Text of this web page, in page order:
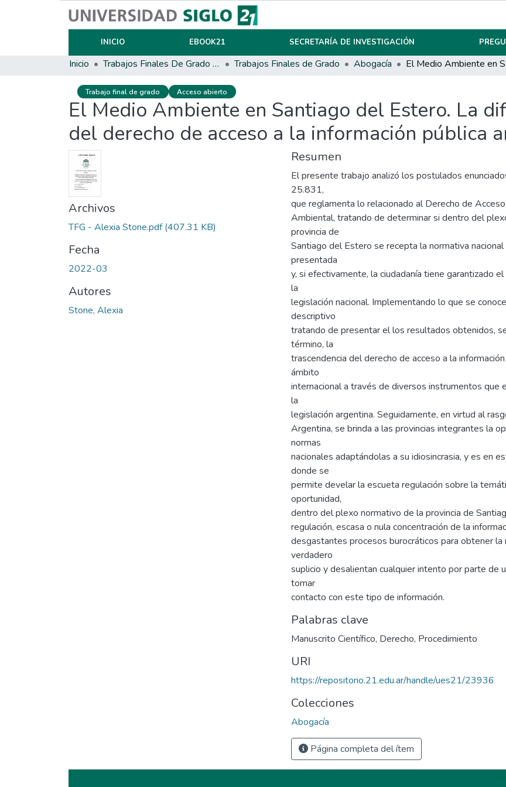
INICIO EBOOK21 SECRETARÍA DE INVESTIGACIÓN
Inicio Trabajos Finales De Grado Y Posgrado Trabajos Finales de Grado Abogacía
Trabajo final de grado Acceso abierto
El Medio Ambiente en Santiago del Estero. La
del derecho de acceso a la información pública
Archivos
TFG - Alexia Stone.pdf(407.31 KB)
Fecha
2022-03
Autores
Stone, Alexia
Resumen
El presente trabajo analizó los postulados
25.831,
que reglamenta lo relacionado al Derecho de
Ambiental, tratando de determinar si dentro del
provincia de
Santiago del Estero se recepta la normativa
presentada
y, si efectivamente, la ciudadanía tiene garantizado
la
legislación nacional. Implementando lo que se
descriptivo
tratando de presentar el los resultados obtenidos,
término, la
trascendencia del derecho de acceso a la
ámbito
internacional a través de diversos instrumentos que
la
legislación argentina. Seguidamente, en virtud al
Argentina, se brinda a las provincias integrantes la
normas
nacionales adaptándolas a su idiosincrasia, y es en
donde se
permite develar la escueta regulación sobre la
oportunidad,
dentro del plexo normativo de la provincia de
regulación, escasa o nula concentración de la
desgastantes procesos burocráticos para obtener la
verdadero
suplicio y desalientan cualquier intento por parte de
tomar
contacto con este tipo de información.
Palabras clave
Manuscrito Científico, Derecho, Procedimiento
URI
https://repositorio.21.edu.ar/handle/ues21/23936
Colecciones
Abogacía
Página completa del ítem